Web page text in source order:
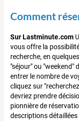
Comment
Sur Lastminute.com
vous offre la
recherche, en
"séjour" ou "weekend"
entrer le nombre de
cliquez sur
devriez prendre
pionnière de
descriptions